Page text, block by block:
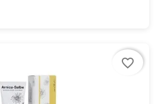
favorite_border